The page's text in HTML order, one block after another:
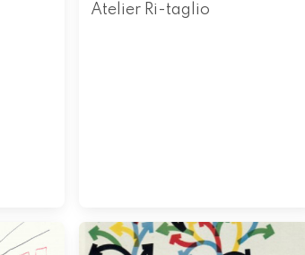
Atelier Ri-taglio